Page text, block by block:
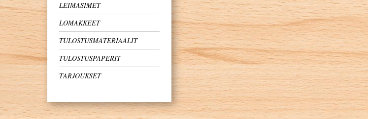
LEIMASIMET
LOMAKKEET
TULOSTUSMATERIAALIT
TULOSTUSPAPERIT
TARJOUKSET